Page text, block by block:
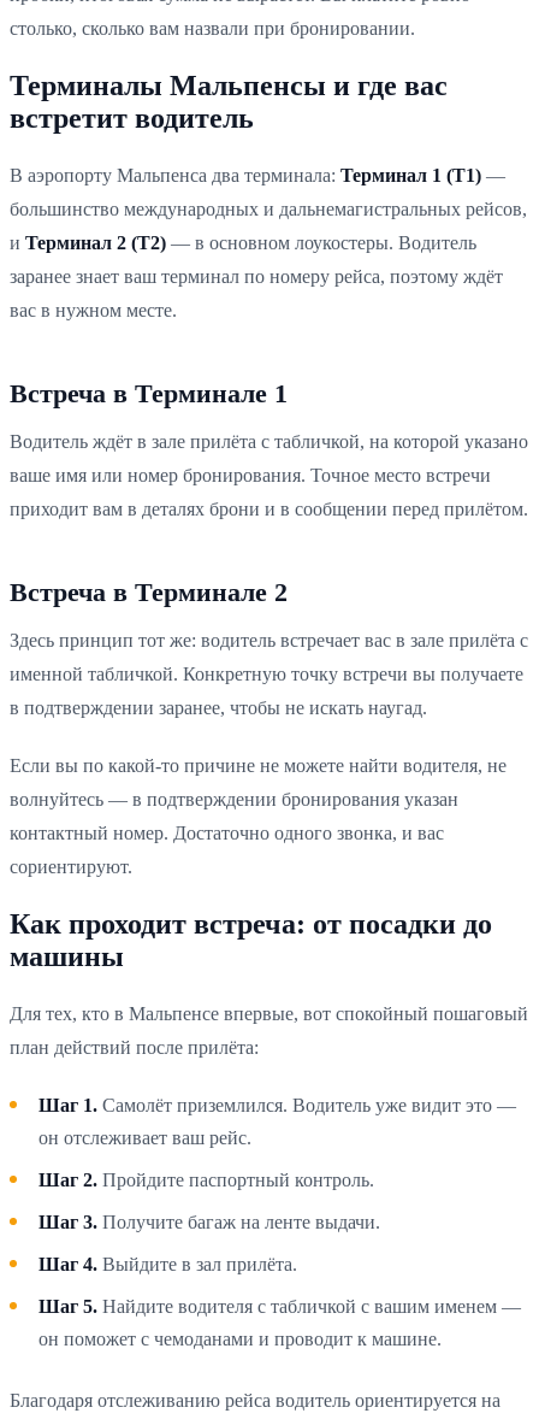
столько, сколько вам назвали при бронировании.
Терминалы Мальпенсы и где вас
встретит водитель
В аэропорту Мальпенса два терминала: Терминал 1 (T1) —
большинство международных и дальнемагистральных рейсов,
и Терминал 2 (T2) — в основном лоукостеры. Водитель
заранее знает ваш терминал по номеру рейса, поэтому ждёт
вас в нужном месте.
Встреча в Терминале 1
Водитель ждёт в зале прилёта с табличкой, на которой указано
ваше имя или номер бронирования. Точное место встречи
приходит вам в деталях брони и в сообщении перед прилётом.
Встреча в Терминале 2
Здесь принцип тот же: водитель встречает вас в зале прилёта с
именной табличкой. Конкретную точку встречи вы получаете
в подтверждении заранее, чтобы не искать наугад.
Если вы по какой-то причине не можете найти водителя, не
волнуйтесь — в подтверждении бронирования указан
контактный номер. Достаточно одного звонка, и вас
сориентируют.
Как проходит встреча: от посадки до
машины
Для тех, кто в Мальпенсе впервые, вот спокойный пошаговый
план действий после прилёта:
Шаг 1. Самолёт приземлился. Водитель уже видит это —
он отслеживает ваш рейс.
Шаг 2. Пройдите паспортный контроль.
Шаг 3. Получите багаж на ленте выдачи.
Шаг 4. Выйдите в зал прилёта.
Шаг 5. Найдите водителя с табличкой с вашим именем —
он поможет с чемоданами и проводит к машине.
Благодаря отслеживанию рейса водитель ориентируется на